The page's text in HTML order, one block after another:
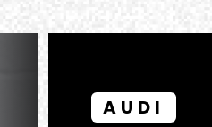
AUDI